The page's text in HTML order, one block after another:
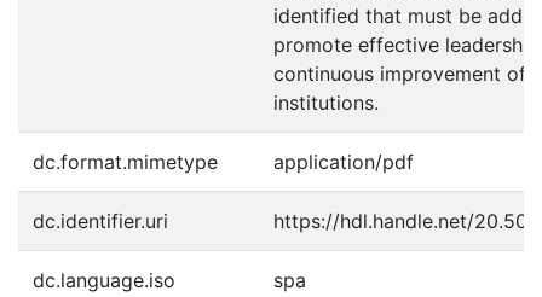
identified that must be
promote effective
continuous improvement of
institutions.
dc.format.mimetype application/pdf
dc.identifier.uri https://hdl.handle.net/
dc.language.iso spa